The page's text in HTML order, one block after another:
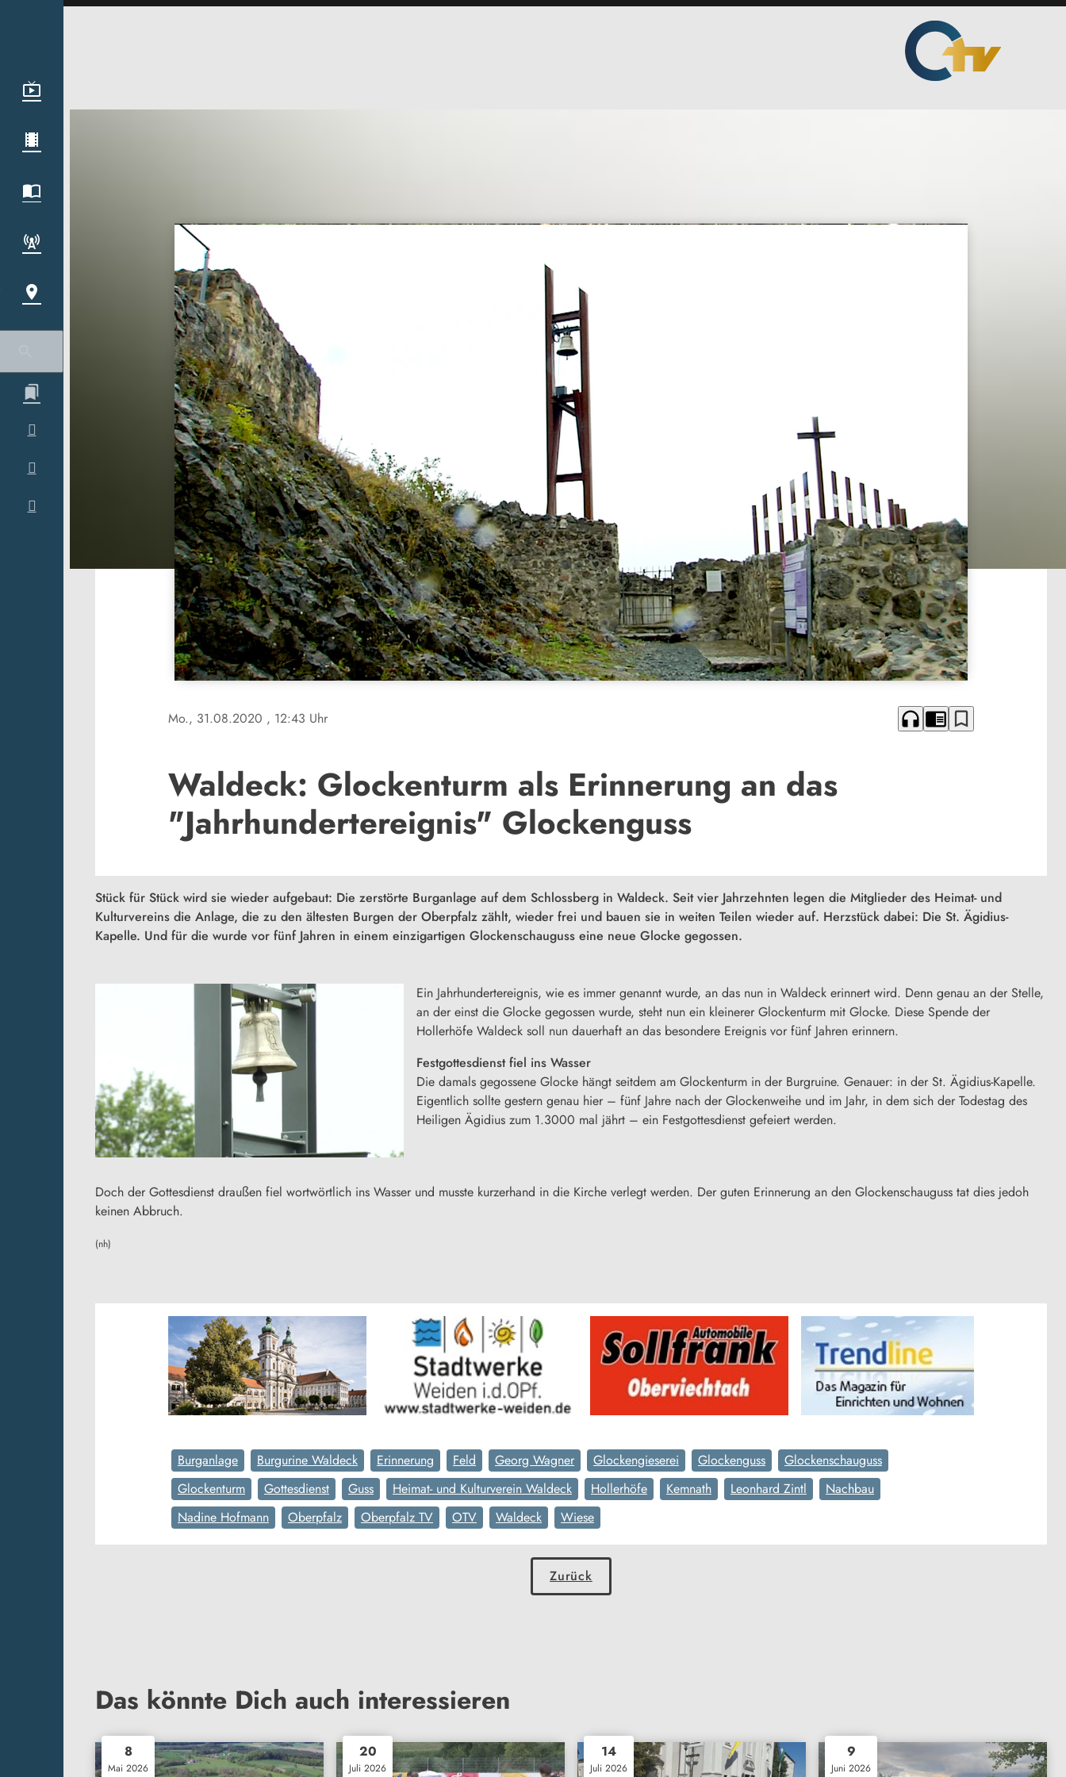
Mo., 31.08.2020 , 12:43 Uhr headphones chrome_reader_mode bookmark_border
Waldeck: Glockenturm als Erinnerung an das
"Jahrhundertereignis" Glockenguss
Stück für Stück wird sie wieder aufgebaut: Die zerstörte Burganlage auf dem Schlossberg in Waldeck. Seit vier Jahrzehnten legen die Mitglieder des Heimat- und
Kulturvereins die Anlage, die zu den ältesten Burgen der Oberpfalz zählt, wieder frei und bauen sie in weiten Teilen wieder auf. Herzstück dabei: Die St. Ägidius-
Kapelle. Und für die wurde vor fünf Jahren in einem einzigartigen Glockenschauguss eine neue Glocke gegossen.
Ein Jahrhundertereignis, wie es immer genannt wurde, an das nun in Waldeck erinnert wird. Denn genau an der Stelle,
an der einst die Glocke gegossen wurde, steht nun ein kleinerer Glockenturm mit Glocke. Diese Spende der
Hollerhöfe Waldeck soll nun dauerhaft an das besondere Ereignis vor fünf Jahren erinnern.
Festgottesdienst fiel ins Wasser
Die damals gegossene Glocke hängt seitdem am Glockenturm in der Burgruine. Genauer: in der St. Ägidius-Kapelle.
Eigentlich sollte gestern genau hier – fünf Jahre nach der Glockenweihe und im Jahr, in dem sich der Todestag des
Heiligen Ägidius zum 1.3000 mal jährt – ein Festgottesdienst gefeiert werden.
Doch der Gottesdienst draußen fiel wortwörtlich ins Wasser und musste kurzerhand in die Kirche verlegt werden. Der guten Erinnerung an den Glockenschauguss tat dies jedoh
keinen Abbruch.
(nh)
Burganlage Burgurine Waldeck Erinnerung Feld Georg Wagner Glockengieserei Glockenguss
Glockenschauguss
Glockenturm
Gottesdienst Guss Heimat- und Kulturverein Waldeck Hollerhöfe Kemnath Leonhard Zintl
Nachbau
Nadine Hofmann
Oberpfalz Oberpfalz TV OTV Waldeck Wiese
Zurück
Das könnte Dich auch interessieren
8
Mai 2026
20
Juli 2026
14
Juli 2026
9
Juni 2026